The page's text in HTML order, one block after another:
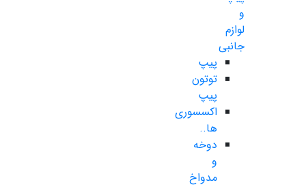
و
لوازم
جانبی
پیپ
توتون
پیپ
اکسسوری
ها..
دوخه
و
مدواخ